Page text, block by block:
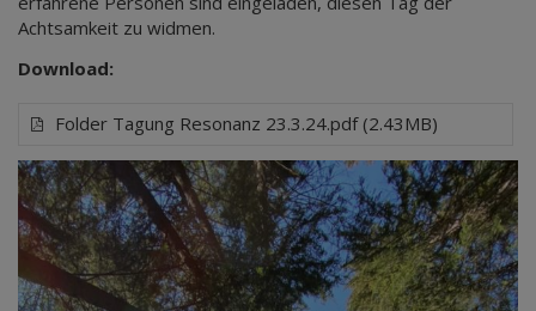
Achtsamkeit zu widmen.
Download:
Folder Tagung Resonanz 23.3.24.pdf (2.43MB)